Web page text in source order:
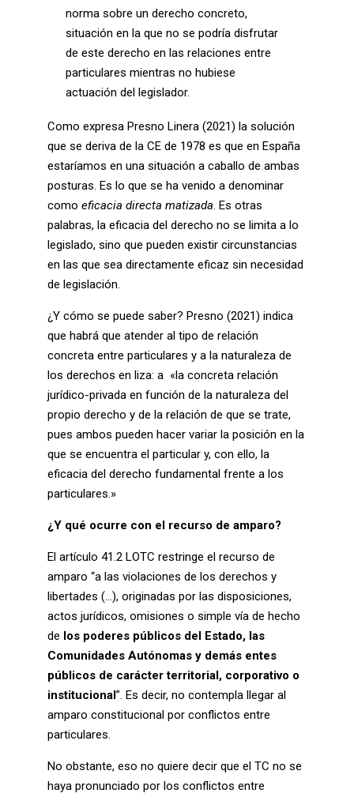
norma sobre un derecho concreto,
situación en la que no se podría disfrutar
de este derecho en las relaciones entre
particulares mientras no hubiese
actuación del legislador.
Como expresa Presno Linera (2021) la solución
que se deriva de la CE de 1978 es que en España
estaríamos en una situación a caballo de ambas
posturas. Es lo que se ha venido a denominar
como eficacia directa matizada. Es otras
palabras, la eficacia del derecho no se limita a lo
legislado, sino que pueden existir circunstancias
en las que sea directamente eficaz sin necesidad
de legislación.
¿Y cómo se puede saber? Presno (2021) indica
que habrá que atender al tipo de relación
concreta entre particulares y a la naturaleza de
los derechos en liza: a «la concreta relación
jurídico-privada en función de la naturaleza del
propio derecho y de la relación de que se trate,
pues ambos pueden hacer variar la posición en la
que se encuentra el particular y, con ello, la
eficacia del derecho fundamental frente a los
particulares.»
¿Y qué ocurre con el recurso de amparo?
El artículo 41.2 LOTC restringe el recurso de
amparo “a las violaciones de los derechos y
libertades (…), originadas por las disposiciones,
actos jurídicos, omisiones o simple vía de hecho
de los poderes públicos del Estado, las
Comunidades Autónomas y demás entes
públicos de carácter territorial, corporativo o
institucional”. Es decir, no contempla llegar al
amparo constitucional por conflictos entre
particulares.
No obstante, eso no quiere decir que el TC no se
haya pronunciado por los conflictos entre